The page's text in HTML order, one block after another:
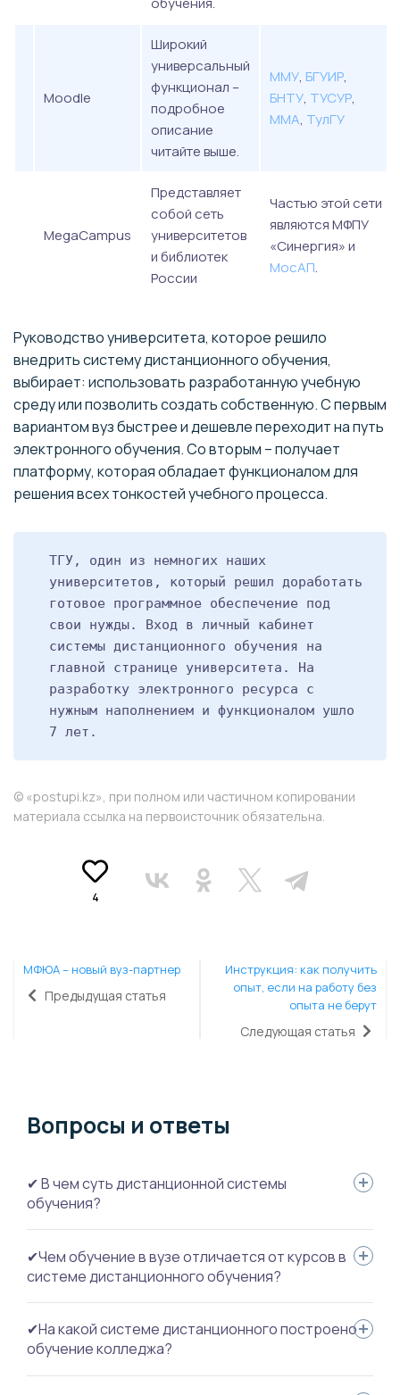
Moodle
Широкий
универсальный
функционал –
подробное
описание
читайте выше.
ММУ, БГУИР,
БНТУ, ТУСУР,
ММА, ТулГУ
MegaCampus
Представляет
собой сеть
университетов
и библиотек
России
Частью этой сети
являются МФПУ
«Синергия» и
МосАП.
Руководство университета, которое решило
внедрить систему дистанционного обучения,
выбирает: использовать разработанную учебную
среду или позволить создать собственную. С первым
вариантом вуз быстрее и дешевле переходит на путь
электронного обучения. Со вторым – получает
платформу, которая обладает функционалом для
решения всех тонкостей учебного процесса.
ТГУ, один из немногих наших
университетов, который решил доработать
готовое программное обеспечение под
свои нужды. Вход в личный кабинет
системы дистанционного обучения на
главной странице университета. На
разработку электронного ресурса с
нужным наполнением и функционалом ушло
7 лет.
© «postupi.kz», при полном или частичном копировании
материала ссылка на первоисточник обязательна.
4
МФЮА – новый вуз-партнер
Предыдущая статья
Инструкция: как получить
опыт, если на работу без
опыта не берут
Следующая статья
Вопросы и ответы
✔ В чем суть дистанционной системы
обучения?
В возможности поступить в желаемый университет и
получить качественное образование из дома – без
ежедневных поездок в лекционную аудиторию.
✔Чем обучение в вузе отличается от курсов в
системе дистанционного обучения?
Учебная платформа имитирует полноценный учебный
процесс: расписание дисциплин, зачетка с оценками,
онлайн-консультация с педагогами, блоки проверочных
✔На какой системе дистанционного построено
обучение колледжа?